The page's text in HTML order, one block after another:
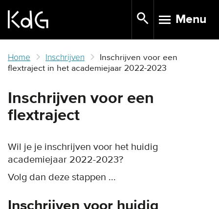
main
TOGGLE
Menu
Home Inschrijven
Inschrijven voor een
flextraject in het academiejaar 2022-2023
Inschrijven voor een
flextraject
Wil je je inschrijven voor het huidig
academiejaar 2022-2023?
Volg dan deze stappen ...